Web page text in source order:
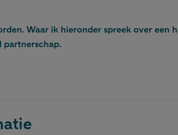
Waar ik hieronder spreek over een
partnerschap.